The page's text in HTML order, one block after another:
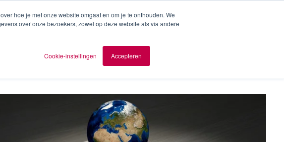
hoe je met onze website omgaat en om je te onthouden. We
over onze bezoekers, zowel op deze website als via andere
Cookie-instellingen Accepteren